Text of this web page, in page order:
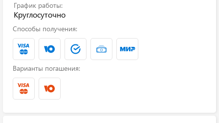
График работы:
Круглосуточно
Способы получения:
Варианты погашения: